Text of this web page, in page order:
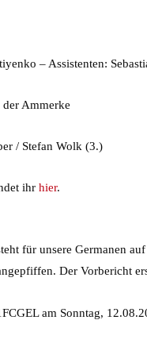
– Assistenten:
Ammerke
/ Stefan Wolk (3.)
ihr hier.
für unsere Germanen
Der Vorbericht
am Sonntag,